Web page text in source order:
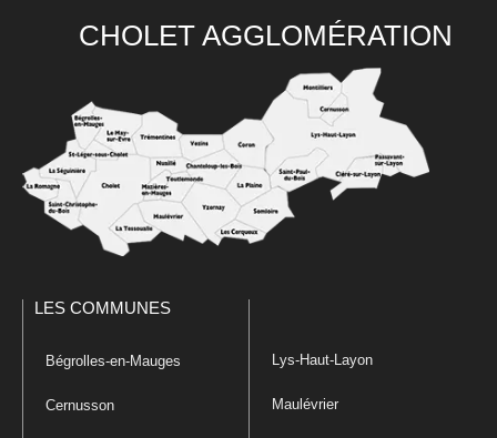
CHOLET AGGLOMÉRATION
LES COMMUNES
Bégrolles-en-Mauges
Cernusson
Lys-Haut-Layon
Maulévrier